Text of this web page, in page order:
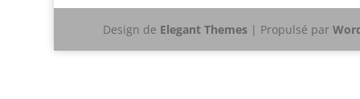
Design de Elegant Themes| Propulsé par